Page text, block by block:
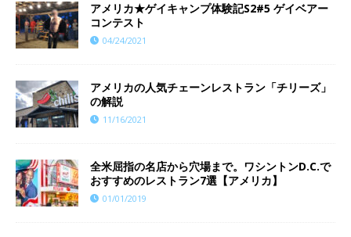
アメリカ★ゲイキャンプ体験記S2#5 ゲイベアー
コンテスト
04/24/2021
アメリカの人気チェーンレストラン「チリーズ」
の解説
11/16/2021
全米屈指の名店から穴場まで。ワシントンD.C.で
おすすめのレストラン7選【アメリカ】
01/01/2019